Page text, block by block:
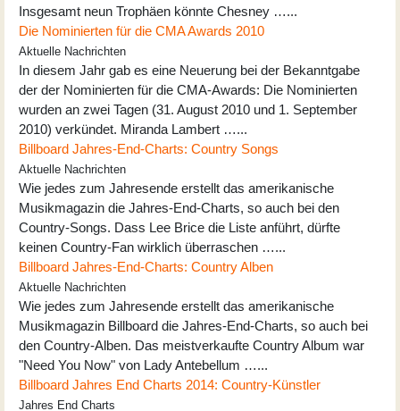
Insgesamt neun Trophäen könnte Chesney …...
Die Nominierten für die CMA Awards 2010
Aktuelle Nachrichten
In diesem Jahr gab es eine Neuerung bei der Bekanntgabe
der der Nominierten für die CMA-Awards: Die Nominierten
wurden an zwei Tagen (31. August 2010 und 1. September
2010) verkündet. Miranda Lambert …...
Billboard Jahres-End-Charts: Country Songs
Aktuelle Nachrichten
Wie jedes zum Jahresende erstellt das amerikanische
Musikmagazin die Jahres-End-Charts, so auch bei den
Country-Songs. Dass Lee Brice die Liste anführt, dürfte
keinen Country-Fan wirklich überraschen …...
Billboard Jahres-End-Charts: Country Alben
Aktuelle Nachrichten
Wie jedes zum Jahresende erstellt das amerikanische
Musikmagazin Billboard die Jahres-End-Charts, so auch bei
den Country-Alben. Das meistverkaufte Country Album war
"Need You Now" von Lady Antebellum …...
Billboard Jahres End Charts 2014: Country-Künstler
Jahres End Charts